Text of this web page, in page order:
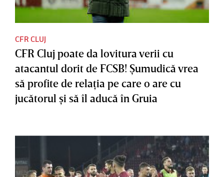
CFR CLUJ
CFR Cluj poate da lovitura verii cu
atacantul dorit de FCSB! Şumudică vrea
să profite de relaţia pe care o are cu
jucătorul şi să îl aducă în Gruia